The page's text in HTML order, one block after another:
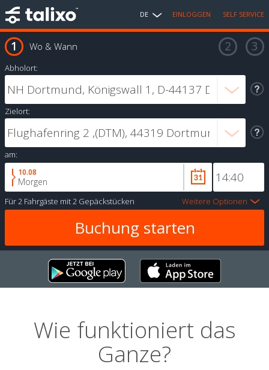
DE EINLOGGEN SELF SERVICE
Wo & Wann
Abholort:
Zielort:
am:
10.08
Morgen
Für2 Fahrgäste mit2 Gepäckstücken Weitere Optionen
Wie funktioniert das
Ganze?